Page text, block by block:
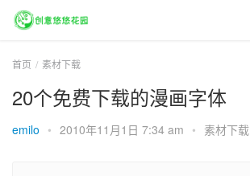
首页 素材下载
20个免费下载的漫画字体
emilo • 2010年11月1日 7:34 am • 素材下载